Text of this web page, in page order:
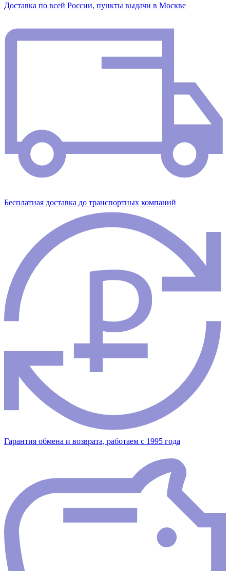
Доставка по всей России, пункты выдачи в Москве
Бесплатная доставка до транспортных компаний
Гарантия обмена и возврата, работаем с 1995 года